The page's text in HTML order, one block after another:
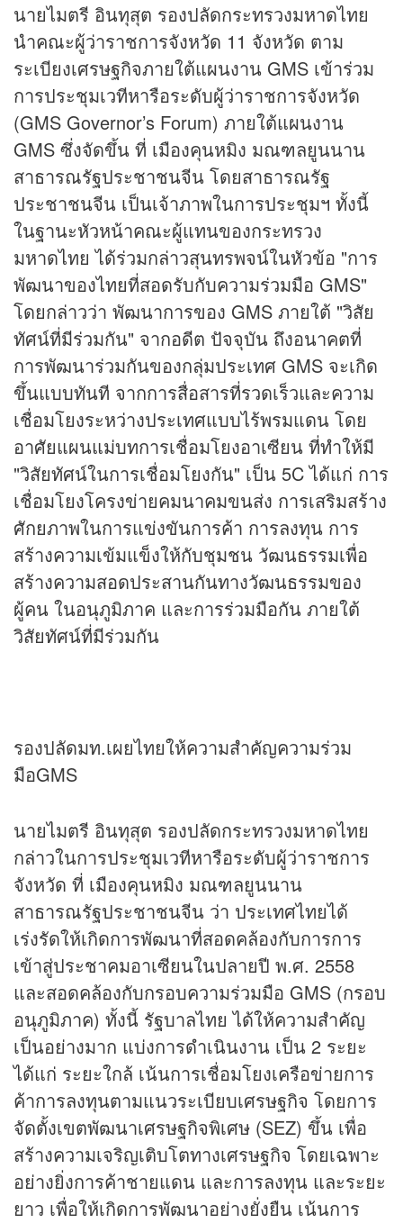
นายไมตรี อินทุสุต รองปลัดกระทรวงมหาดไทย
นำคณะผู้ว่าราชการจังหวัด 11 จังหวัด ตาม
ระเบียงเศรษฐกิจภายใต้แผนงาน GMS เข้าร่วม
การประชุมเวทีหารือระดับผู้ว่าราชการจังหวัด
(GMS Governor’s Forum) ภายใต้แผนงาน
GMS ซึ่งจัดขึ้น ที่ เมืองคุนหมิง มณฑลยูนนาน
สาธารณรัฐประชาชนจีน โดยสาธารณรัฐ
ประชาชนจีน เป็นเจ้าภาพในการประชุมฯ ทั้งนี้
ในฐานะหัวหน้าคณะผู้แทนของกระทรวง
มหาดไทย ได้ร่วมกล่าวสุนทรพจน์ในหัวข้อ "การ
พัฒนาของไทยที่สอดรับกับความร่วมมือ GMS"
โดยกล่าวว่า พัฒนาการของ GMS ภายใต้ "วิสัย
ทัศน์ที่มีร่วมกัน" จากอดีต ปัจจุบัน ถึงอนาคตที่
การพัฒนาร่วมกันของกลุ่มประเทศ GMS จะเกิด
ขึ้นแบบทันที จากการสื่อสารที่รวดเร็วและความ
เชื่อมโยงระหว่างประเทศแบบไร้พรมแดน โดย
อาศัยแผนแม่บทการเชื่อมโยงอาเซียน ที่ทำให้มี
"วิสัยทัศน์ในการเชื่อมโยงกัน" เป็น 5C ได้แก่ การ
เชื่อมโยงโครงข่ายคมนาคมขนส่ง การเสริมสร้าง
ศักยภาพในการแข่งขันการค้า การลงทุน การ
สร้างความเข้มแข็งให้กับชุมชน วัฒนธรรมเพื่อ
สร้างความสอดประสานกันทางวัฒนธรรมของ
ผู้คน ในอนุภูมิภาค และการร่วมมือกัน ภายใต้
วิสัยทัศน์ที่มีร่วมกัน
รองปลัดมท.เผยไทยให้ความสำคัญความร่วม
มือGMS
นายไมตรี อินทุสุต รองปลัดกระทรวงมหาดไทย
กล่าวในการประชุมเวทีหารือระดับผู้ว่าราชการ
จังหวัด ที่ เมืองคุนหมิง มณฑลยูนนาน
สาธารณรัฐประชาชนจีน ว่า ประเทศไทยได้
เร่งรัดให้เกิดการพัฒนาที่สอดคล้องกับการการ
เข้าสู่ประชาคมอาเซียนในปลายปี พ.ศ. 2558
และสอดคล้องกับกรอบความร่วมมือ GMS (กรอบ
อนุภูมิภาค) ทั้งนี้ รัฐบาลไทย ได้ให้ความสำคัญ
เป็นอย่างมาก แบ่งการดำเนินงาน เป็น 2 ระยะ
ได้แก่ ระยะใกล้ เน้นการเชื่อมโยงเครือข่ายการ
ค้าการลงทุนตามแนวระเบียบเศรษฐกิจ โดยการ
จัดตั้งเขตพัฒนาเศรษฐกิจพิเศษ (SEZ) ขึ้น เพื่อ
สร้างความเจริญเติบโตทางเศรษฐกิจ โดยเฉพาะ
อย่างยิ่งการค้าชายแดน และการลงทุน และระยะ
ยาว เพื่อให้เกิดการพัฒนาอย่างยั่งยืน เน้นการ